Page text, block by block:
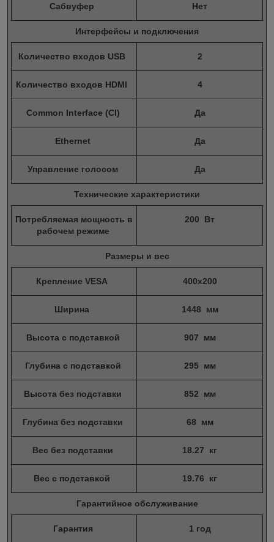
Сабвуфер Нет
Интерфейсы и подключения
Количество входов USB 2
Количество входов HDMI 4
Common Interface (CI) Да
Ethernet Да
Управление голосом Да
Технические характеристики
Потребляемая мощность в
рабочем режиме
200 Вт
Размеры и вес
Крепление VESA 400х200
Ширина 1448 мм
Высота с подставкой 907 мм
Глубина с подставкой 295 мм
Высота без подставки 852 мм
Глубина без подставки 68 мм
Вес без подставки 18.27 кг
Вес с подставкой 19.76 кг
Гарантийное обслуживание
Гарантия 1 год